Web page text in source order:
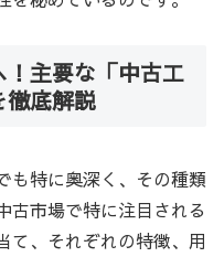
主要な「中古工
徹底解説
も特に奥深く、その種類
古市場で特に注目される
て、それぞれの特徴、用